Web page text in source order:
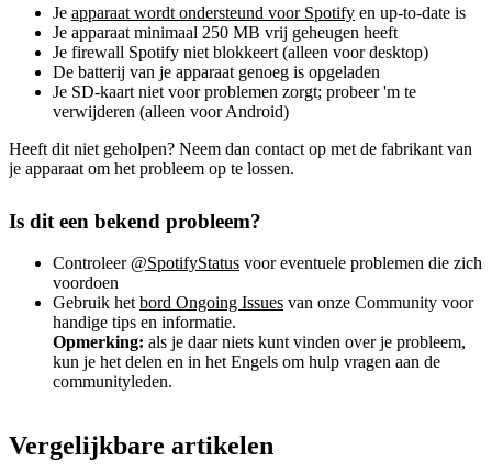
Je apparaat wordt ondersteund voor Spotify en up-to-date is
Je apparaat minimaal 250 MB vrij geheugen heeft
Je firewall Spotify niet blokkeert (alleen voor desktop)
De batterij van je apparaat genoeg is opgeladen
Je SD-kaart niet voor problemen zorgt; probeer 'm te
verwijderen (alleen voor Android)
Heeft dit niet geholpen? Neem dan contact op met de fabrikant van
je apparaat om het probleem op te lossen.
Is dit een bekend probleem?
Controleer @SpotifyStatus voor eventuele problemen die zich
voordoen
Gebruik het bord Ongoing Issues van onze Community voor
handige tips en informatie.
Opmerking: als je daar niets kunt vinden over je probleem,
kun je het delen en in het Engels om hulp vragen aan de
communityleden.
Vergelijkbare artikelen